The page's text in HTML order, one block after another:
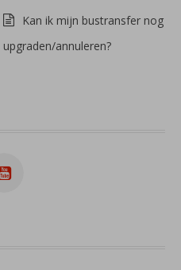
Kan ik mijn bustransfer nog
upgraden/annuleren?